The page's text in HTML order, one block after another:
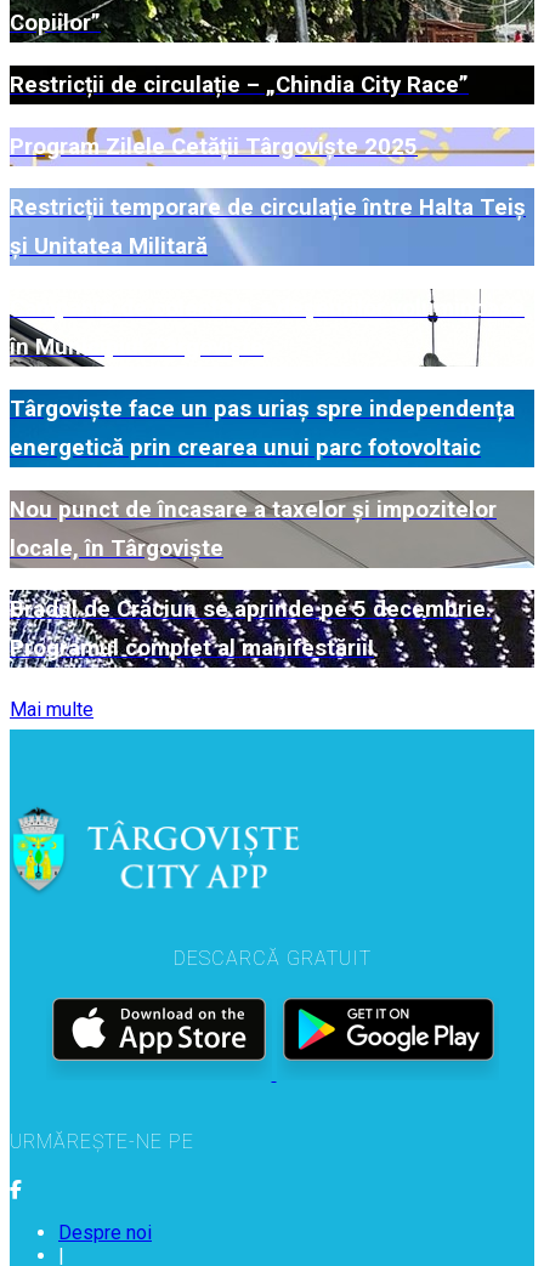
Copiilor”
Restricții de circulație – „Chindia City Race”
Program Zilele Cetății Târgoviște 2025
Restricții temporare de circulație între Halta Teiș
și Unitatea Militară
Campanie de colectare a deșeurilor voluminoase
în Municipiul Târgoviște
Târgoviște face un pas uriaș spre independența
energetică prin crearea unui parc fotovoltaic
Nou punct de încasare a taxelor și impozitelor
locale, în Târgoviște
Bradul de Crăciun se aprinde pe 5 decembrie.
Programul complet al manifestării!
Mai multe
DESCARCĂ GRATUIT
URMĂREȘTE-NE PE
Despre noi